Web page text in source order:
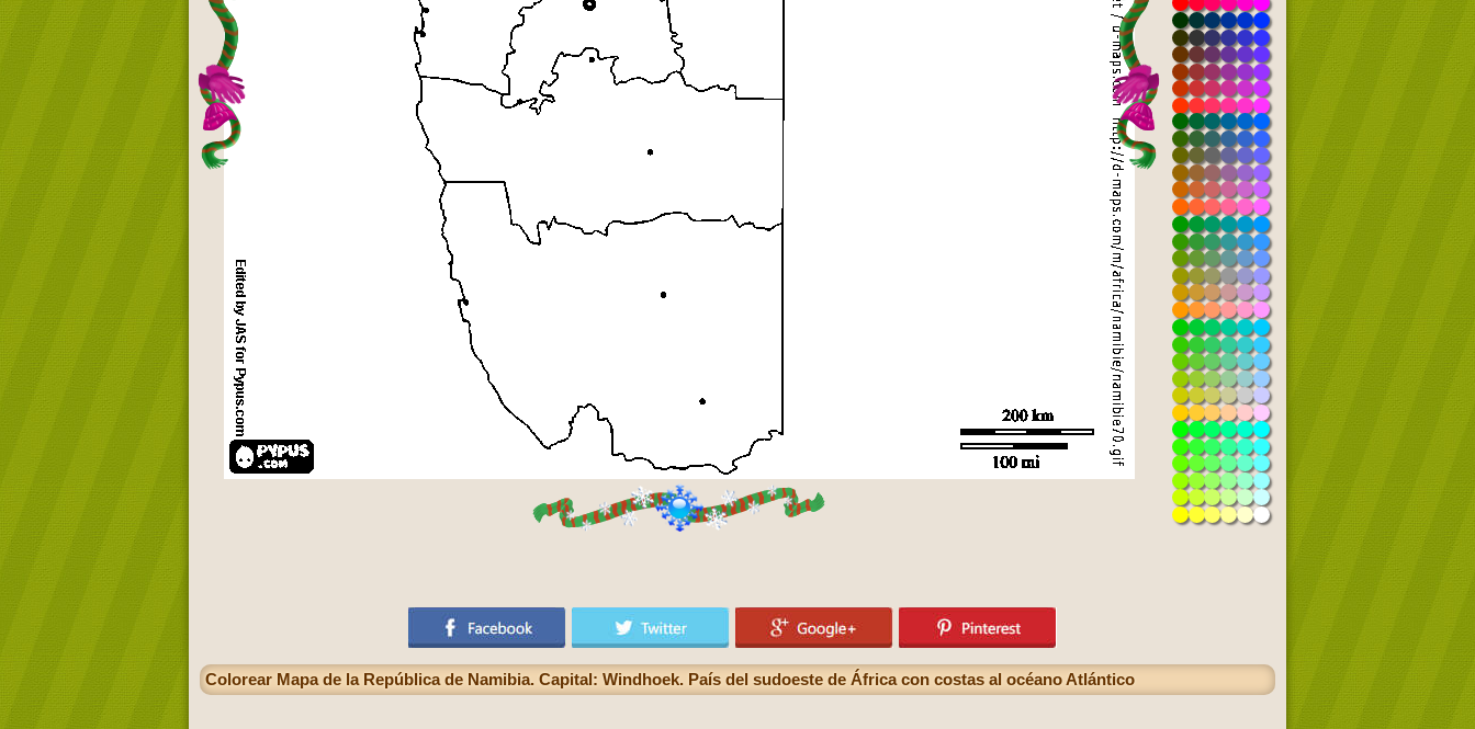
Colorear Mapa de la República de Namibia. Capital: Windhoek. País del sudoeste de África con costas al océano Atlántico